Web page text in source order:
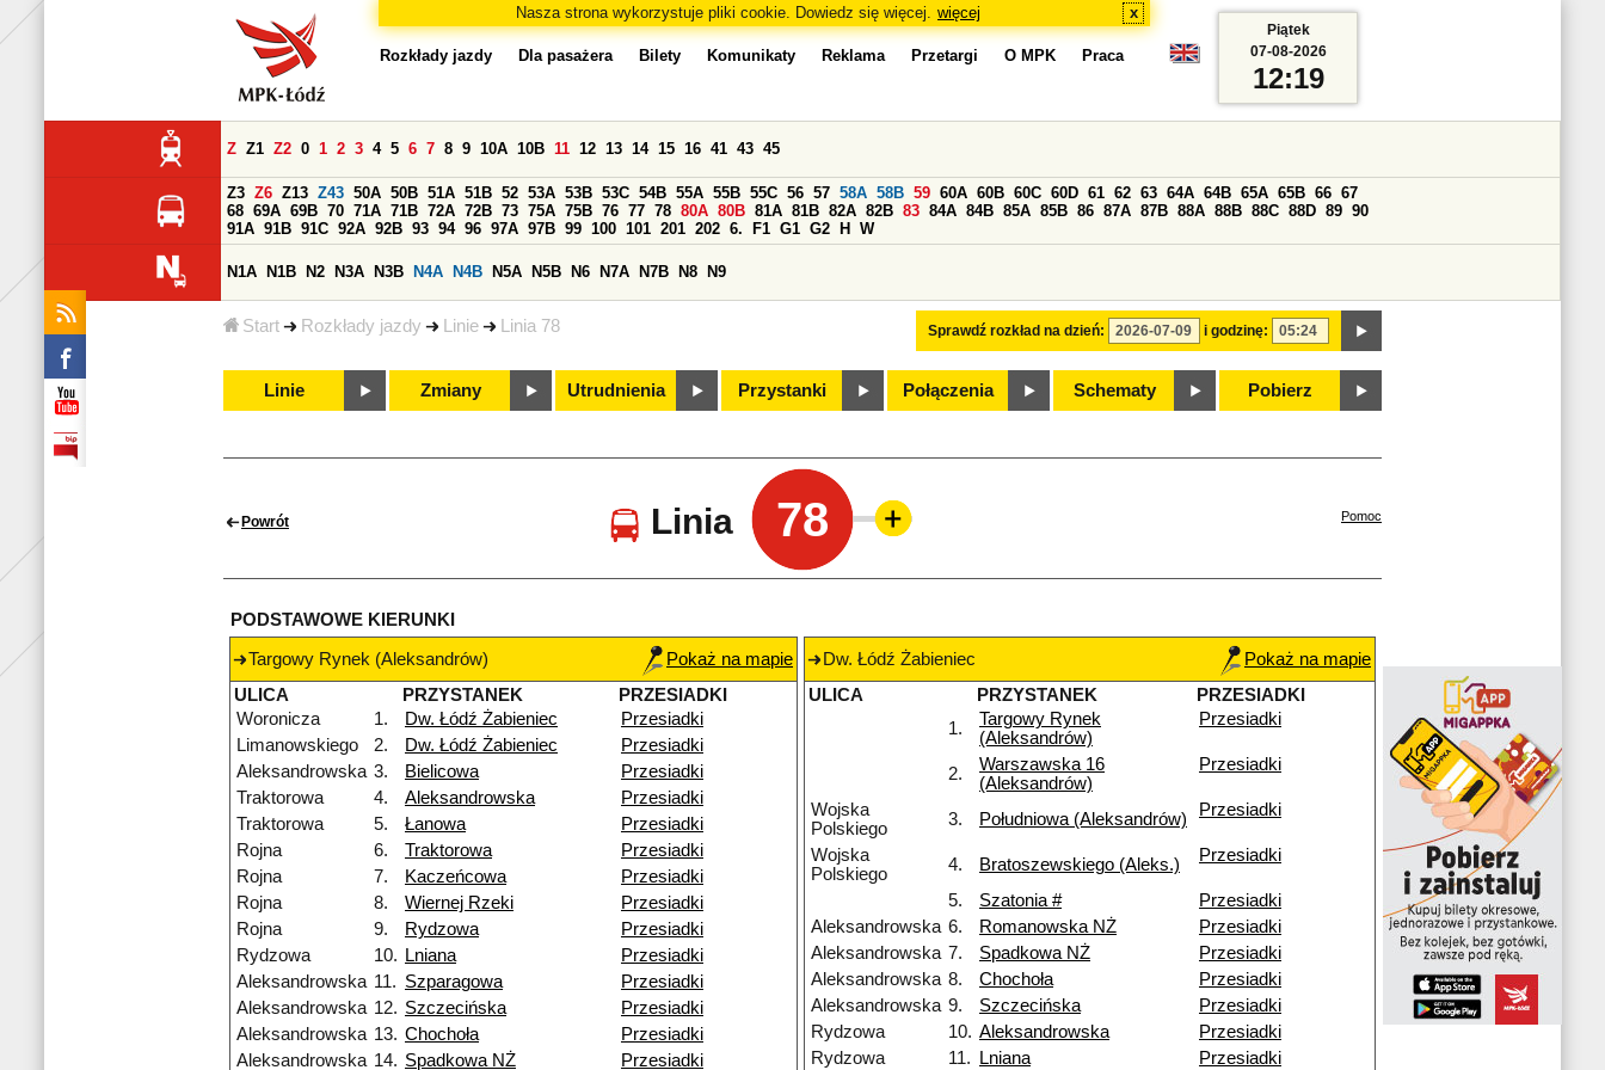
Nasza strona wykorzystuje pliki cookie. Dowiedz się więcej. więcej x
Start Rozkłady jazdy Linie Linia 78
Rozkłady jazdy Dla pasażera Bilety Komunikaty Reklama Przetargi O MPK Praca
Sprawdź rozkład na dzień: i godzinę:
Z Z1 Z2 0 1 2 3 4 5 6 7 8 9 10A 10B 11 12 13 14 15 16 41 43 45
Z3 Z6 Z13 Z43 50A 50B 51A 51B 52 53A 53B 53C 54B 55A 55B 55C 56 57 58A 58B 59 60A 60B 60C 60D 61 62 63 64A 64B 65A 65B 66 67
68 69A 69B 70 71A 71B 72A 72B 73 75A 75B 76 77 78 80A 80B 81A 81B 82A 82B 83 84A 84B 85A 85B 86 87A 87B 88A 88B 88C 88D 89 90
91A 91B 91C 92A 92B 93 94 96 97A 97B 99 100 101 201 202 6. F1 G1 G2 H W
N1A N1B N2 N3A N3B N4A N4B N5A N5B N6 N7A N7B N8 N9
Linie Zmiany Utrudnienia Przystanki Połączenia Schematy Pobierz
Piątek
07-08-2026
12:19
Powrót Linia 78 Pomoc
PODSTAWOWE KIERUNKI
Targowy Rynek (Aleksandrów)
Pokaż na mapie
ULICA
PRZYSTANEK
PRZESIADKI
Woronicza
1. Dw. Łódź Żabieniec
Przesiadki
Limanowskiego
2. Dw. Łódź Żabieniec
Przesiadki
Aleksandrowska 3. Bielicowa
Przesiadki
Traktorowa
4. Aleksandrowska
Przesiadki
Traktorowa
5. Łanowa
Przesiadki
Rojna
6. Traktorowa
Przesiadki
Rojna
7. Kaczeńcowa
Przesiadki
Rojna
8. Wiernej Rzeki
Przesiadki
Rojna
9. Rydzowa
Przesiadki
Rydzowa
10. Lniana
Przesiadki
Aleksandrowska 11. Szparagowa
Przesiadki
Aleksandrowska 12. Szczecińska
Przesiadki
Aleksandrowska 13. Chochoła
Przesiadki
Aleksandrowska 14. Spadkowa NŻ Przesiadki
Dw. Łódź Żabieniec
Pokaż na mapie
ULICA
PRZYSTANEK
PRZESIADKI
1.
Targowy Rynek
(Aleksandrów)
Przesiadki
2.
Warszawska 16
(Aleksandrów)
Przesiadki
Wojska
Polskiego
3. Południowa (Aleksandrów) Przesiadki
Wojska
Polskiego
4. Bratoszewskiego (Aleks.) Przesiadki
5. Szatonia #
Przesiadki
Aleksandrowska 6. Romanowska NŻ
Przesiadki
Aleksandrowska 7. Spadkowa NŻ
Przesiadki
Aleksandrowska 8. Chochoła
Przesiadki
Aleksandrowska 9. Szczecińska
Przesiadki
Rydzowa
10. Aleksandrowska
Przesiadki
Rydzowa
11. Lniana Przesiadki